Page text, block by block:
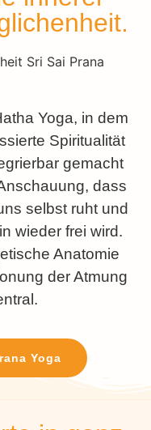
Yoga, in dem
Spiritualität
gemacht
dass
selbst ruht und
wieder frei wird.
Anatomie
der Atmung
Yoga